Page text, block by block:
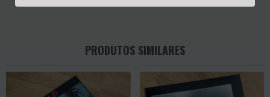
PRODUTOS SIMILARES